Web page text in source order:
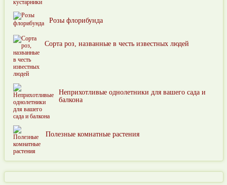
Розы флорибунда
Сорта роз, названные в честь известных людей
Неприхотливые однолетники для вашего сада и
балкона
Полезные комнатные растения